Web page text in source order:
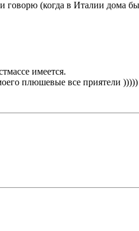
говорю (когда в Италии дома
имеется.
плюшевые все приятели